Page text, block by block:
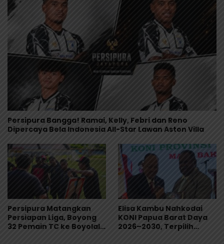
Persipura Bangga! Ramai, Kelly, Febri dan Reno
Dipercaya Bela Indonesia All-Star Lawan Aston Villa
Persipura Matangkan
Persiapan Liga, Boyong
32 Pemain TC ke Boyolali
Elisa Kambu Nahkodai
KONI Papua Barat Daya
2026–2030, Terpilih